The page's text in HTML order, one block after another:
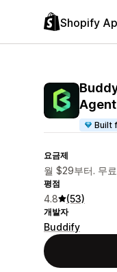
Shopify
Agent
Built
요금제
월 $29부터. 무
평점
4.8 (53)
개발자
Buddify